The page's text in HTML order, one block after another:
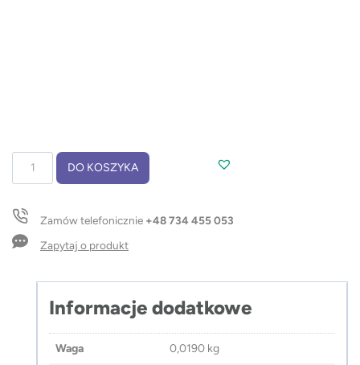
20
cm
DALJO
DO KOSZYKA
Zamów telefonicznie +48 734 455 053
Zapytaj o produkt
Informacje dodatkowe
Waga 0,0190 kg